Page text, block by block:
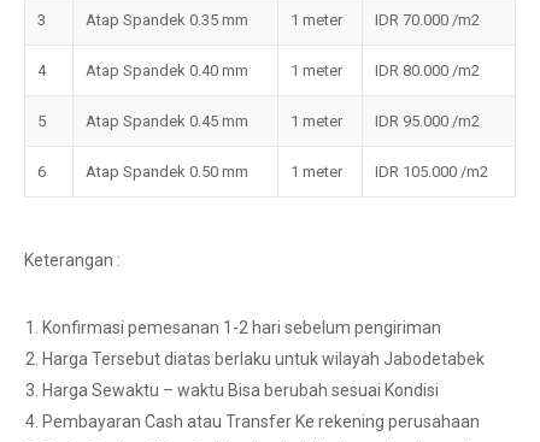
3 Atap Spandek 0.35 mm 1 meter IDR 70.000 /m2
4 Atap Spandek 0.40 mm 1 meter IDR 80.000 /m2
5 Atap Spandek 0.45 mm 1 meter IDR 95.000 /m2
6 Atap Spandek 0.50 mm 1 meter IDR 105.000 /m2
Keterangan :
Konfirmasi pemesanan 1-2 hari sebelum pengiriman
Harga Tersebut diatas berlaku untuk wilayah Jabodetabek
Harga Sewaktu – waktu Bisa berubah sesuai Kondisi
Pembayaran Cash atau Transfer Ke rekening perusahaan